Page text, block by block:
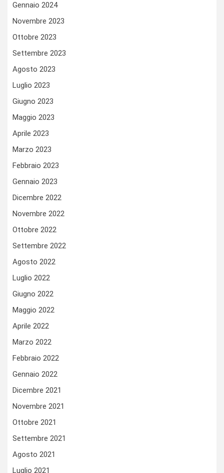
Gennaio 2024
Novembre 2023
Ottobre 2023
Settembre 2023
Agosto 2023
Luglio 2023
Giugno 2023
Maggio 2023
Aprile 2023
Marzo 2023
Febbraio 2023
Gennaio 2023
Dicembre 2022
Novembre 2022
Ottobre 2022
Settembre 2022
Agosto 2022
Luglio 2022
Giugno 2022
Maggio 2022
Aprile 2022
Marzo 2022
Febbraio 2022
Gennaio 2022
Dicembre 2021
Novembre 2021
Ottobre 2021
Settembre 2021
Agosto 2021
Luglio 2021